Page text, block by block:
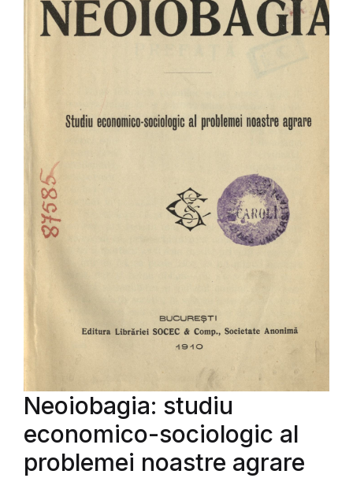
Neoiobagia: studiu
economico-sociologic al
problemei noastre agrare